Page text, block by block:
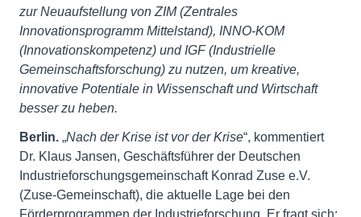
zur Neuaufstellung von ZIM (Zentrales
Innovationsprogramm Mittelstand), INNO-KOM
(Innovationskompetenz) und IGF (Industrielle
Gemeinschaftsforschung) zu nutzen, um kreative,
innovative Potentiale in Wissenschaft und Wirtschaft
besser zu heben.
Berlin. „Nach der Krise ist vor der Krise“, kommentiert
Dr. Klaus Jansen, Geschäftsführer der Deutschen
Industrieforschungsgemeinschaft Konrad Zuse e.V.
(Zuse-Gemeinschaft), die aktuelle Lage bei den
Förderprogrammen der Industrieforschung. Er fragt sich: